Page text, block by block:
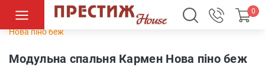
0
Спальні Модульні спальні
Модульна спальня Кармен
Нова піно беж
Модульна спальня Кармен Нова піно беж